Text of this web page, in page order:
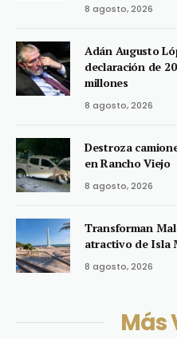
8 agosto, 2026
Adán Augusto
declaración de
millones
8 agosto, 2026
Destroza
en Rancho Viejo
8 agosto, 2026
Transforman
atractivo de Isla
8 agosto, 2026
Más